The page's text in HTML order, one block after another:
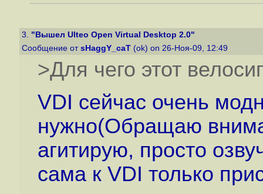
3. "Вышел Ulteo Open Virtual Desktop 2.0"
Сообщение от sHaggY_caT (ok) on 26-Ноя-09, 12:49
>Для чего этот
VDI сейчас очень
нужно(Обращаю
агитирую, просто
сама к VDI только